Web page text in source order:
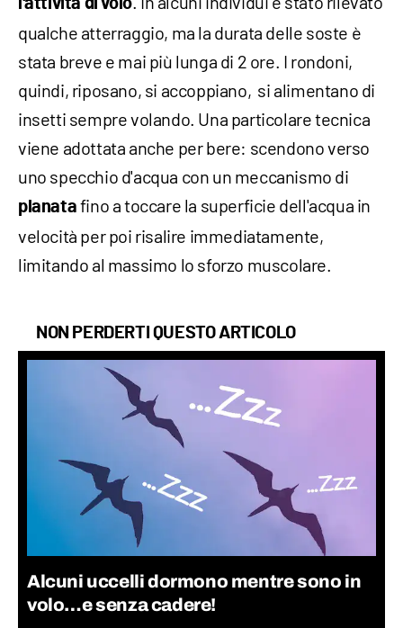
qualche atterraggio, ma la durata delle soste è
stata breve e mai più lunga di 2 ore. I rondoni,
quindi, riposano, si accoppiano, si alimentano di
insetti sempre volando. Una particolare tecnica
viene adottata anche per bere: scendono verso
uno specchio d'acqua con un meccanismo di
planata fino a toccare la superficie dell'acqua in
velocità per poi risalire immediatamente,
limitando al massimo lo sforzo muscolare.
NON PERDERTI QUESTO ARTICOLO
Alcuni uccelli dormono mentre sono in
volo…e senza cadere!